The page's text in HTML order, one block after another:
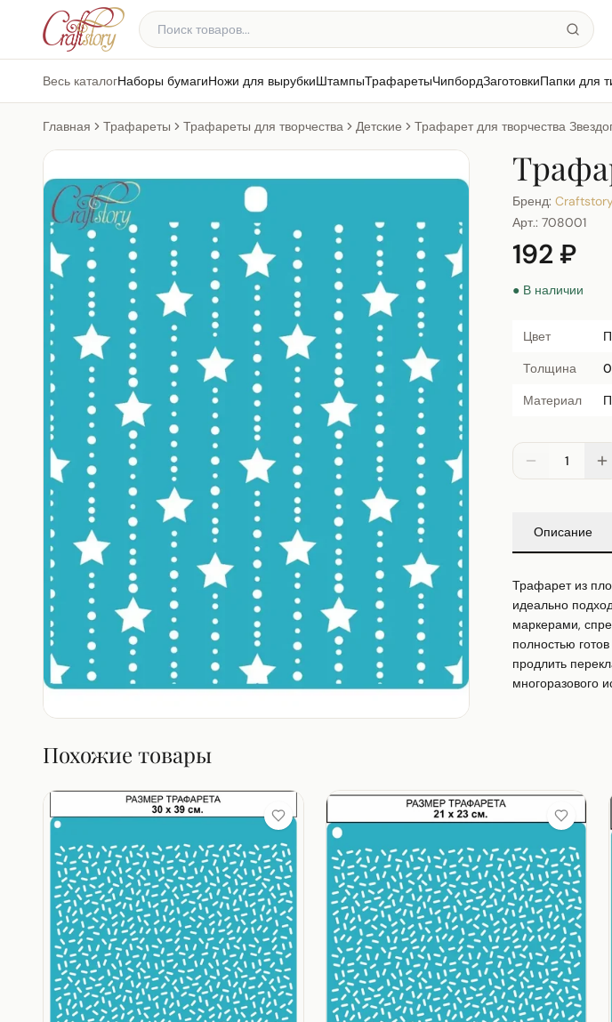
Весь каталогНаборы бумагиНожи для вырубкиШтампыТрафаретыЧипбордЗаготовкиПапки для
Главная Трафареты Трафареты для творчества Детские Трафарет для творчества
Бренд:
Арт.: 708001
192 ₽
● В наличии
Цвет
Толщина
Материал
1
Описание
Трафарет из
идеально
маркерами,
полностью
продлить
многоразового
Похожие товары